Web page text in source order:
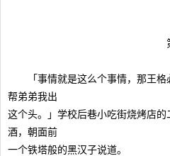
第二章（
「事情就是这么个事情，那王格
帮弟弟我出
这个头。」学校后巷小吃街烧烤店
酒，朝面前
一个铁塔般的黑汉子说道。